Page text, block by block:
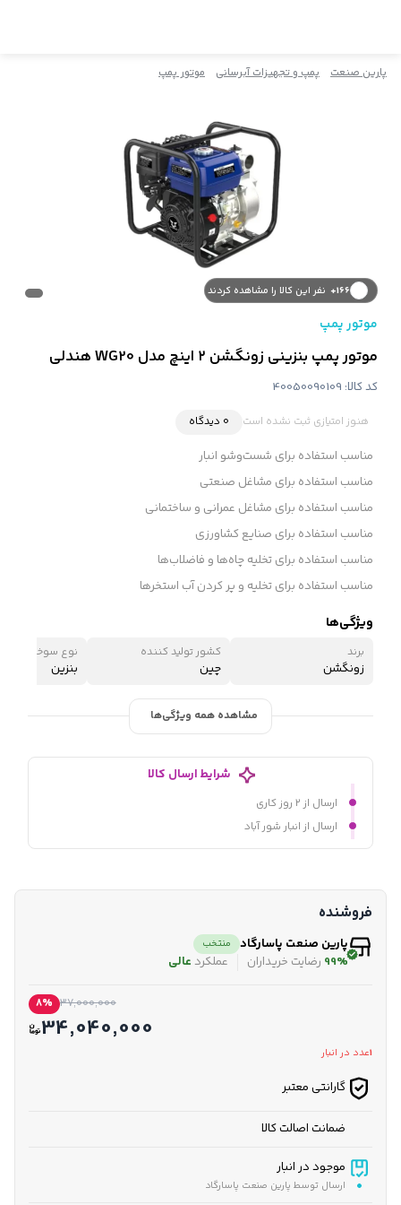
پارین صنعت پمپ و تجهیزات آبرسانی موتور پمپ
166+ نفر این کالا را مشاهده کردند
موتور پمپ
موتور پمپ بنزینی زونگشن ۲ اینچ مدل WG20 هندلی
کد کالا: 40050090109
هنوز امتیازی ثبت نشده است 0 دیدگاه
مناسب استفاده برای شست‌وشو انبار
مناسب استفاده برای مشاغل صنعتی
مناسب استفاده برای مشاغل عمرانی و ساختمانی
مناسب استفاده برای صنایع کشاورزی
مناسب استفاده برای تخلیه چاه‌ها و فاضلاب‌ها
مناسب استفاده برای تخلیه و پر کردن آب استخرها
ویژگی‌ها
برند
زونگشن
کشور تولید کننده
چین
نوع سوخت
بنزین
مشاهده همه ویژگی‌ها
شرایط ارسال کالا
ارسال از ۲ روز کاری
ارسال از انبار شور آباد
فروشنده
پارین صنعت پاسارگاد منتخب
99% رضایت خریداران عملکرد عالی
37,000,000
8%
34,040,000
1عدد در انبار
گارانتی معتبر
ضمانت اصالت کالا
موجود در انبار
ارسال توسط پارین صنعت پاسارگاد